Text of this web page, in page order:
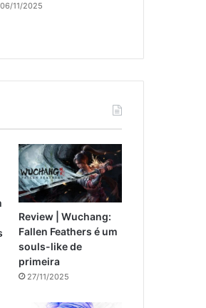
06/11/2025
Review | Wuchang:
Fallen Feathers é um
souls-like de
primeira
27/11/2025